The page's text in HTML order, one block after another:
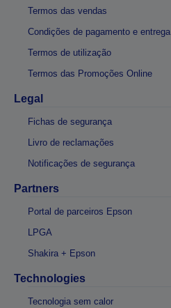
Termos das vendas
Condições de pagamento e entrega
Termos de utilização
Termos das Promoções Online
Legal
Fichas de segurança
Livro de reclamações
Notificações de segurança
Partners
Portal de parceiros Epson
LPGA
Shakira + Epson
Technologies
Tecnologia sem calor